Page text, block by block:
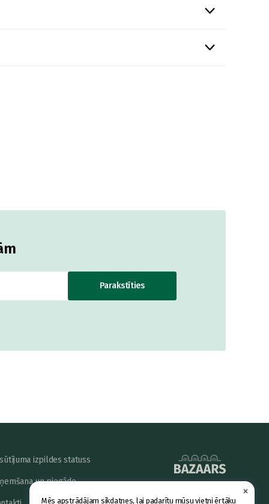
×
Mēs apstrādājam sīkdatnes, lai padarītu mūsu vietni ērtāku
Parakstīties
izpildes statuss
un piegāde